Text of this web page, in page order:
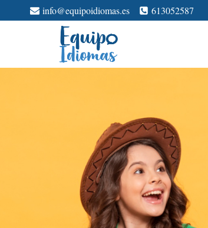
al
info@equipoidiomas.es 613052587